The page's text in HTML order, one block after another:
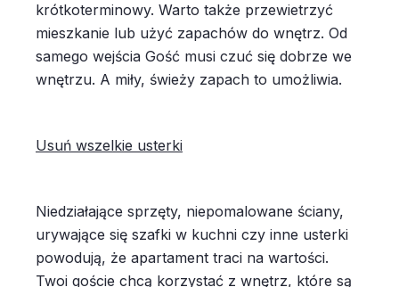
krótkoterminowy. Warto także przewietrzyć
mieszkanie lub użyć zapachów do wnętrz. Od
samego wejścia Gość musi czuć się dobrze we
wnętrzu. A miły, świeży zapach to umożliwia.
Usuń wszelkie usterki
Niedziałające sprzęty, niepomalowane ściany,
urywające się szafki w kuchni czy inne usterki
powodują, że apartament traci na wartości.
Twoi goście chcą korzystać z wnętrz, które są